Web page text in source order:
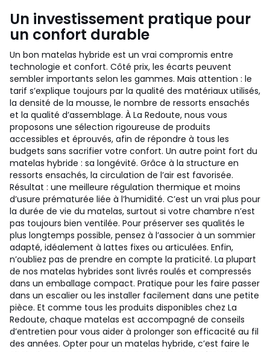
Un investissement pratique pour
un confort durable
Un bon matelas hybride est un vrai compromis entre
technologie et confort. Côté prix, les écarts peuvent
sembler importants selon les gammes. Mais attention : le
tarif s’explique toujours par la qualité des matériaux utilisés,
la densité de la mousse, le nombre de ressorts ensachés
et la qualité d’assemblage. À La Redoute, nous vous
proposons une sélection rigoureuse de produits
accessibles et éprouvés, afin de répondre à tous les
budgets sans sacrifier votre confort. Un autre point fort du
matelas hybride : sa longévité. Grâce à la structure en
ressorts ensachés, la circulation de l’air est favorisée.
Résultat : une meilleure régulation thermique et moins
d’usure prématurée liée à l’humidité. C’est un vrai plus pour
la durée de vie du matelas, surtout si votre chambre n’est
pas toujours bien ventilée. Pour préserver ses qualités le
plus longtemps possible, pensez à l’associer à un sommier
adapté, idéalement à lattes fixes ou articulées. Enfin,
n’oubliez pas de prendre en compte la praticité. La plupart
de nos matelas hybrides sont livrés roulés et compressés
dans un emballage compact. Pratique pour les faire passer
dans un escalier ou les installer facilement dans une petite
pièce. Et comme tous les produits disponibles chez La
Redoute, chaque matelas est accompagné de conseils
d’entretien pour vous aider à prolonger son efficacité au fil
des années. Opter pour un matelas hybride, c’est faire le